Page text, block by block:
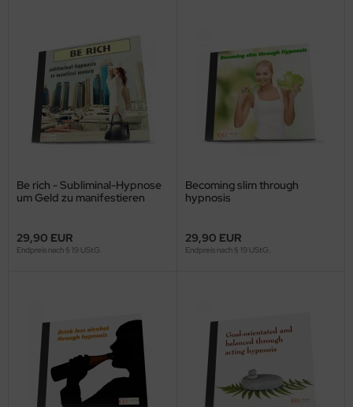
Be rich - Subliminal-Hypnose
um Geld zu manifestieren
29,90 EUR
Endpreis nach § 19 UStG.
Becoming slim through
hypnosis
29,90 EUR
Endpreis nach § 19 UStG.